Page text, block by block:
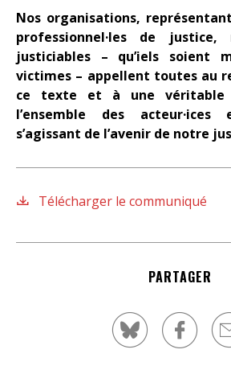
Nos organisations,
professionnel·les de
justiciables – qu’iels soient
victimes – appellent toutes au
ce texte et à une véritable
l’ensemble des
s’agissant de l’avenir de notre
Télécharger le communiqué
PARTAGER